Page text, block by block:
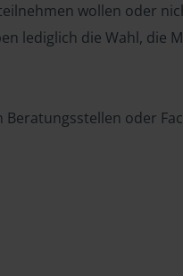
wollen oder
lediglich die Wahl, die
oder